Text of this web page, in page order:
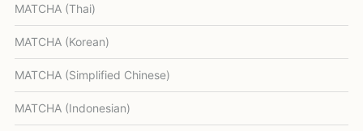
MATCHA (Thai)
MATCHA (Korean)
MATCHA (Simplified Chinese)
MATCHA (Indonesian)